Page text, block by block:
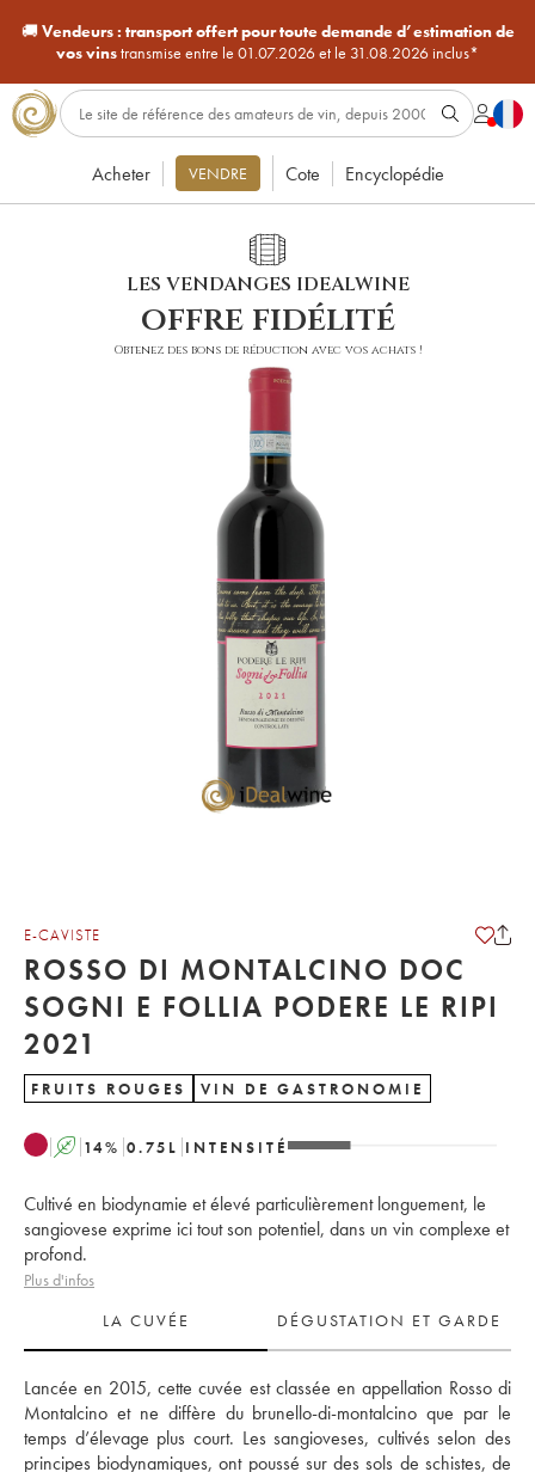
🚚Vendeurs : transport offert pour toute demande d’estimation de
vos vinstransmise entre le 01.07.2026 et le 31.08.2026 inclus*
Acheter VENDRE Cote Encyclopédie
LES VENDANGES IDEALWINE
offre fidélité
Obtenez des bons de réduction avec vos achats !
E-CAVISTE
ROSSO DI MONTALCINO DOC
SOGNI E FOLLIA PODERE LE RIPI
2021
FRUITS ROUGES VIN DE GASTRONOMIE
A 14% 0.75 L INTENSITÉ
Cultivé en biodynamie et élevé particulièrement longuement, le
sangiovese exprime ici tout son potentiel, dans un vin complexe et
profond.
Plus d'infos
LA CUVÉE
DÉGUSTATION ET GARDE
Lancée en 2015, cette cuvée est classée en appellation Rosso di
Montalcino et ne diffère du brunello-di-montalcino que par le
temps d’élevage plus court. Les sangioveses, cultivés selon des
principes biodynamiques, ont poussé sur des sols de schistes, de